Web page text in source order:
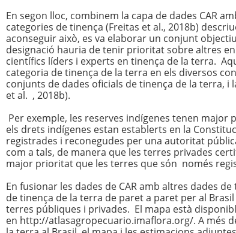
En segon lloc, combinem la capa de dades CAR
categories de tinença (Freitas et al., 2018b)
aconseguir això, es va elaborar ​​un conjunt
designació hauria de tenir prioritat sobre altres
científics líders i experts en tinença de la terra.
categoria de tinença de la terra en els diversos
conjunts de dades oficials de tinença de la terra,
et al. , 2018b).
Per exemple, les reserves indígenes tenen
els drets indígenes estan establerts en la
registrades i reconegudes per una autoritat
com a tals, de manera que les terres privades
major prioritat que les terres que són només
En fusionar les dades de CAR amb altres dades
de tinença de la terra de paret a paret per al
terres públiques i privades. El mapa està
en http://atlasagropecuario.imaflora.org/. A més